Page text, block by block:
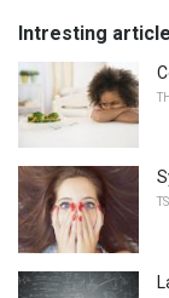
Intresting